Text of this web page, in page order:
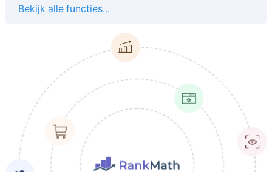
Bekijk alle functies...